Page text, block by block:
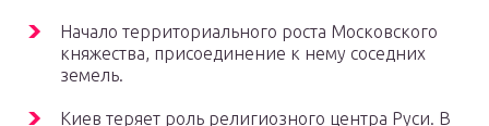
Начало территориального роста Московского
княжества, присоединение к нему соседних
земель.
Киев теряет роль религиозного центра Руси. В